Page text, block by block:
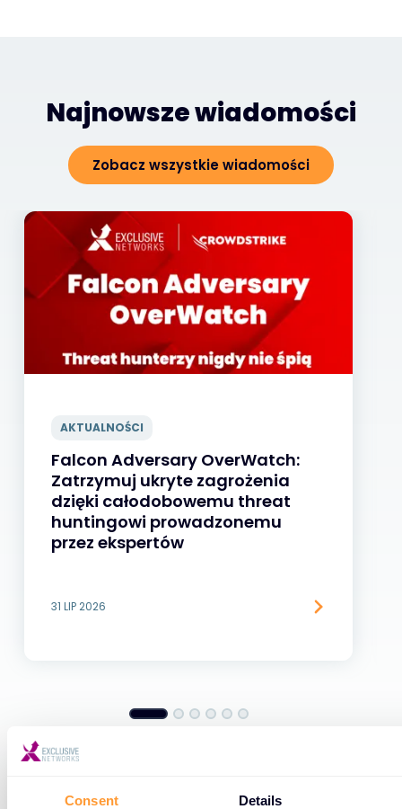
Consent Details
Najnowsze wiadomości
Zobacz wszystkie wiadomości
AKTUALNOŚCI
Falcon Adversary OverWatch:
Zatrzymuj ukryte zagrożenia
dzięki całodobowemu threat
huntingowi prowadzonemu
przez ekspertów
31 LIP 2026